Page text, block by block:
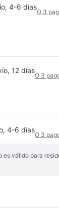
, 4-6 días
O 3
, 12 días
O 3
, 4-6 días
O 3
válido para